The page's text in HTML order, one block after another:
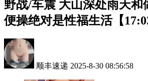
野战/车震 大山深处雨天和
便操绝对是性福生活【
顺丰速递 2025-8-30 08:56:58